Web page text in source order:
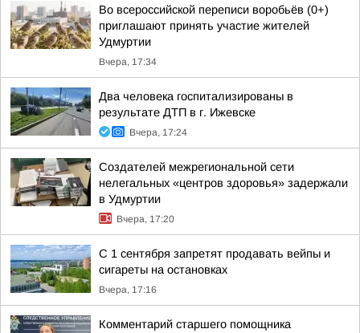
Во всероссийской переписи воробьёв (0+)
приглашают принять участие жителей
Удмуртии
Вчера, 17:34
Два человека госпитализированы в
результате ДТП в г. Ижевске
Вчера, 17:24
Создателей межрегиональной сети
нелегальных «центров здоровья» задержали
в Удмуртии
Вчера, 17:20
С 1 сентября запретят продавать вейпы и
сигареты на остановках
Вчера, 17:16
Комментарий старшего помощника